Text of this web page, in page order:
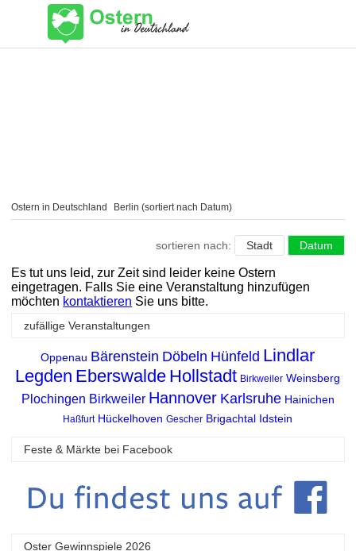
Ostern in Deutschland Berlin (sortiert nach Datum)
sortieren nach: Stadt Datum
Es tut uns leid, zur Zeit sind leider keine Ostern
eingetragen. Falls Sie eine Veranstaltung hinzufügen
möchten kontaktieren Sie uns bitte.
zufällige Veranstaltungen
Oppenau Bärenstein Döbeln Hünfeld Lindlar
Legden Eberswalde Hollstadt Birkweiler Weinsberg
Plochingen Birkweiler Hannover Karlsruhe Hainichen
Haßfurt Hückelhoven Gescher Brigachtal Idstein
Feste & Märkte bei Facebook
Oster Gewinnspiele 2026